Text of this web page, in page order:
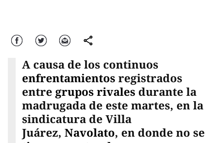
Facebook Twitter Correo comparte
A causa de los continuos
enfrentamientos registrados
entre grupos rivales durante la
madrugada de este martes, en la
sindicatura de Villa
Juárez, Navolato, en donde no se